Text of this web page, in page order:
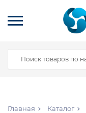
Главная
Каталог